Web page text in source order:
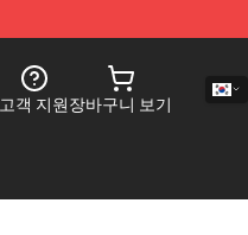
고객 지원장바구니 보기